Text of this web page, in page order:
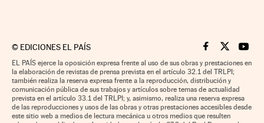
© EDICIONES EL PAÍS Cinco Días en
Cinco Días
Cinco
EL PAÍS ejerce la oposición expresa frente al uso de sus obras y prestaciones en
la elaboración de revistas de prensa prevista en el artículo 32.1 del TRLPI;
también realiza la reserva expresa frente a la reproducción, distribución y
comunicación pública de sus trabajos y artículos sobre temas de actualidad
prevista en el artículo 33.1 del TRLPI; y, asimismo, realiza una reserva expresa
de las reproducciones y usos de las obras y otras prestaciones accesibles desde
este sitio web a medios de lectura mecánica u otros medios que resulten